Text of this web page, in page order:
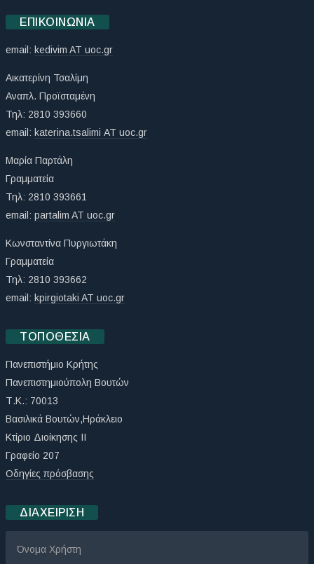
ΕΠΙΚΟΙΝΩΝΊΑ
email: kedivim AT uoc.gr
Αικατερίνη Τσαλίμη
Αναπλ. Προϊσταμένη
Τηλ: 2810 393660
email: katerina.tsalimi ΑΤ uoc.gr
Μαρία Παρτάλη
Γραμματεία
Τηλ: 2810 393661
email: partalim AT uoc.gr
Κωνσταντίνα Πυργιωτάκη
Γραμματεία
Τηλ: 2810 393662
email: kpirgiotaki AT uoc.gr
ΤΟΠΟΘΕΣΊΑ
Πανεπιστήμιο Κρήτης
Πανεπιστημιούπολη Βουτών
Τ.Κ.: 70013
Βασιλικά Βουτών,Ηράκλειο
Κτίριο Διοίκησης ΙΙ
Γραφείο 207
Οδηγίες πρόσβασης
ΔΙΑΧΕΊΡΙΣΗ